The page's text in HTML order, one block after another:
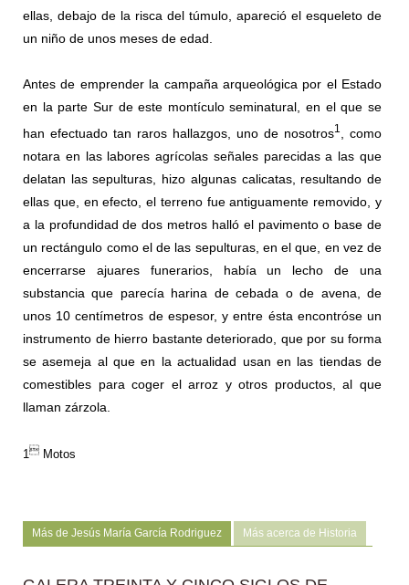
ellas, debajo de la risca del túmulo, apareció el esqueleto de
un niño de unos meses de edad.
Antes de emprender la campaña arqueológica por el Estado
en la parte Sur de este montículo seminatural, en el que se
han efectuado tan raros hallazgos, uno de nosotros1
, como
notara en las labores agrícolas señales parecidas a las que
delatan las sepulturas, hizo algunas calicatas, resultando de
ellas que, en efecto, el terreno fue antiguamente removido, y
a la profundidad de dos metros halló el pavimento o base de
un rectángulo como el de las sepulturas, en el que, en vez de
encerrarse ajuares funerarios, había un lecho de una
substancia que parecía harina de cebada o de avena, de
unos 10 centímetros de espesor, y entre ésta encontróse un
instrumento de hierro bastante deteriorado, que por su forma
se asemeja al que en la actualidad usan en las tiendas de
comestibles para coger el arroz y otros productos, al que
llaman zárzola.
1 Motos
Más de Jesús María García Rodriguez Más acerca de Historia